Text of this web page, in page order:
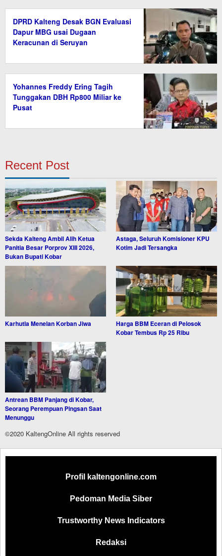
DPRD Kalteng Desak BGN Evaluasi
Dapur MBG usai Dugaan
Keracunan di Seruyan
Yohannes Freddy Ering Tagih
Tunggakan DBH Rp800 Miliar ke
Pusat
Recent Post
Sekda Kalteng Ambil Alih Ketua
Panitia Besar Porprov XIII 2026,
Bukan Bupati Kobar
Astaga, Seluruh Komisioner KPU
Kotim Jadi Tersangka
Karhutla Menelan Korban Jiwa
Harga BBM Eceran di Pelosok
Kobar Tembus Rp 25 Ribu
Antrean BBM Panjang di Kobar,
Seorang Perempuan Pingsan Saat
Menunggu
©2020 KaltengOnline All rights reserved
Profil kaltengonline.com
Pedoman Media Siber
Trustworthy News Indicators
Redaksi